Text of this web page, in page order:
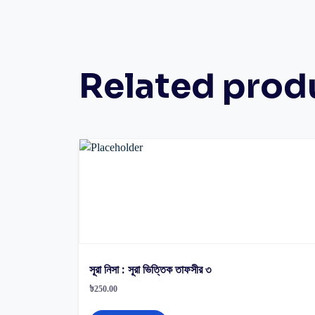
Related
সূরা নিসা : সূরা ভিত্তিক তাফসীর ৩
৳250.00